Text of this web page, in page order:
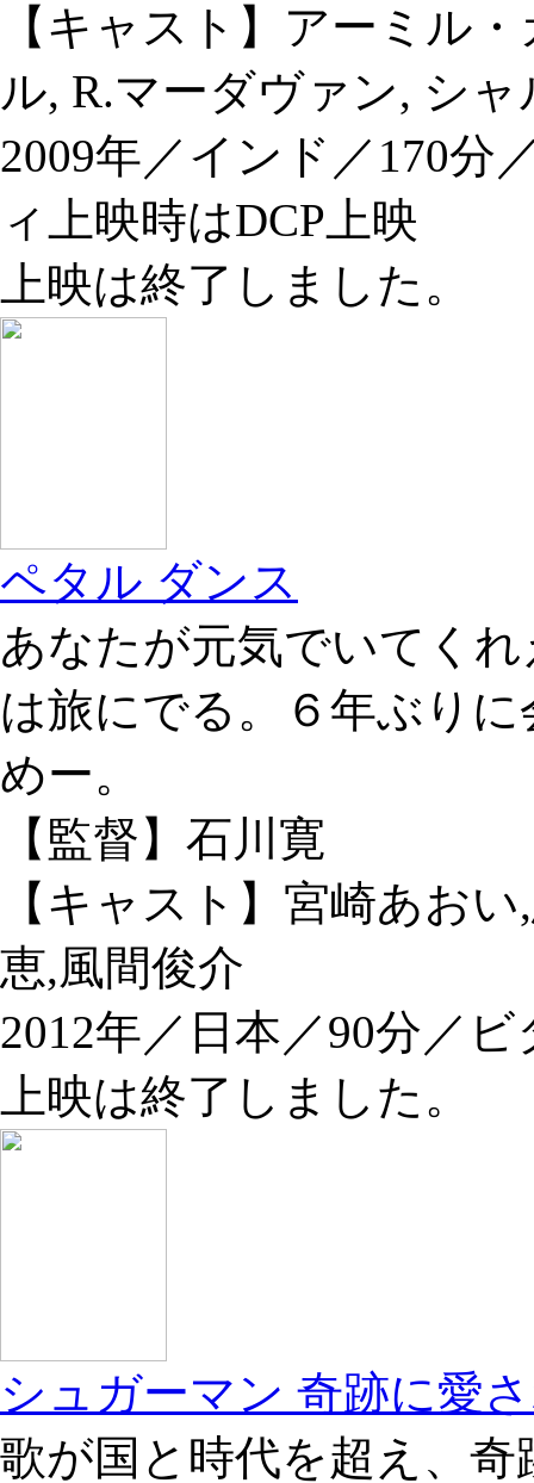
【キャスト】アーミル
ル, R.マーダヴァン, シ
2009年／インド／170
ィ上映時はDCP上映
上映は終了しました。
ペタル ダンス
あなたが元気でいてく
は旅にでる。６年ぶり
めー。
【監督】石川寛
【キャスト】宮崎あお
恵,風間俊介
2012年／日本／90分／
上映は終了しました。
シュガーマン 奇跡に愛
歌が国と時代を超え、